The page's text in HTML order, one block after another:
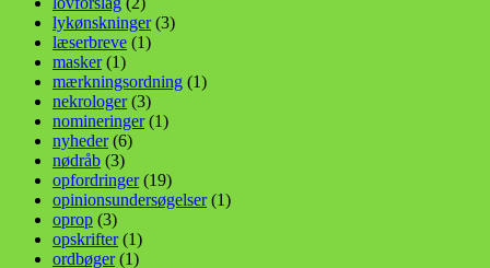
lykønskninger(3)
læserbreve (1)
masker(1)
mærkningsordning (1)
nekrologer(3)
nomineringer(1)
nyheder(6)
nødråb (3)
opfordringer(19)
opinionsundersøgelser(1)
oprop (3)
opskrifter(1)
ordbøger(1)